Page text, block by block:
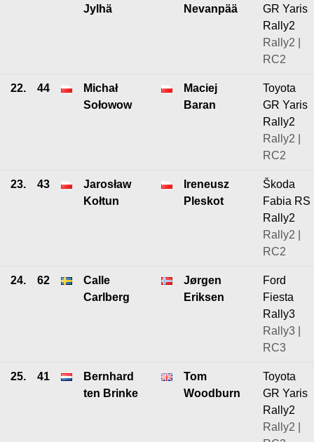
Jylhä
Nevanpää
GR Yaris
Rally2
Rally2 |
RC2
22. 44
Michał
Sołowow
Maciej
Baran
Toyota
GR Yaris
Rally2
Rally2 |
RC2
23. 43
Jarosław
Kołtun
Ireneusz
Pleskot
Škoda
Fabia RS
Rally2
Rally2 |
RC2
24. 62
Calle
Carlberg
Jørgen
Eriksen
Ford
Fiesta
Rally3
Rally3 |
RC3
25. 41
Bernhard
ten Brinke
Tom
Woodburn
Toyota
GR Yaris
Rally2
Rally2 |